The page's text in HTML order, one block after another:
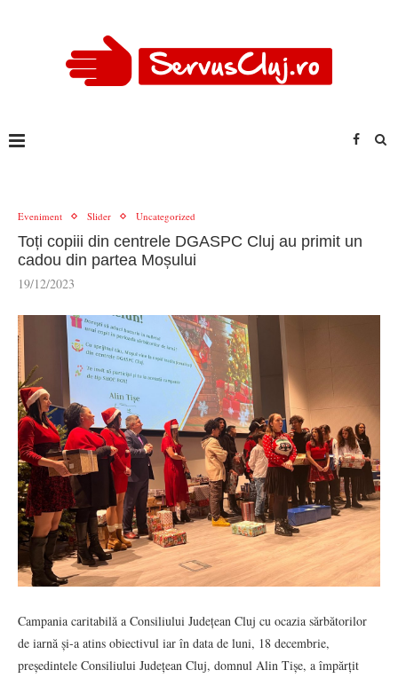
Eveniment Slider Uncategorized
Toți copiii din centrele DGASPC Cluj au primit un
cadou din partea Moșului
19/12/2023
Campania caritabilă a Consiliului Județean Cluj cu ocazia sărbătorilor
de iarnă și-a atins obiectivul iar în data de luni, 18 decembrie,
președintele Consiliului Județean Cluj, domnul Alin Tișe, a împărțit